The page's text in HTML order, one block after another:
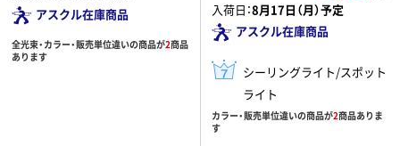
アスクル在庫商品
全光束・カラー・販売単位違いの商品が2商品
あります
入荷日：8月17日（月）予定
アスクル在庫商品
シーリングライト/スポット
ライト
カラー・販売単位違いの商品が2商品ありま
す